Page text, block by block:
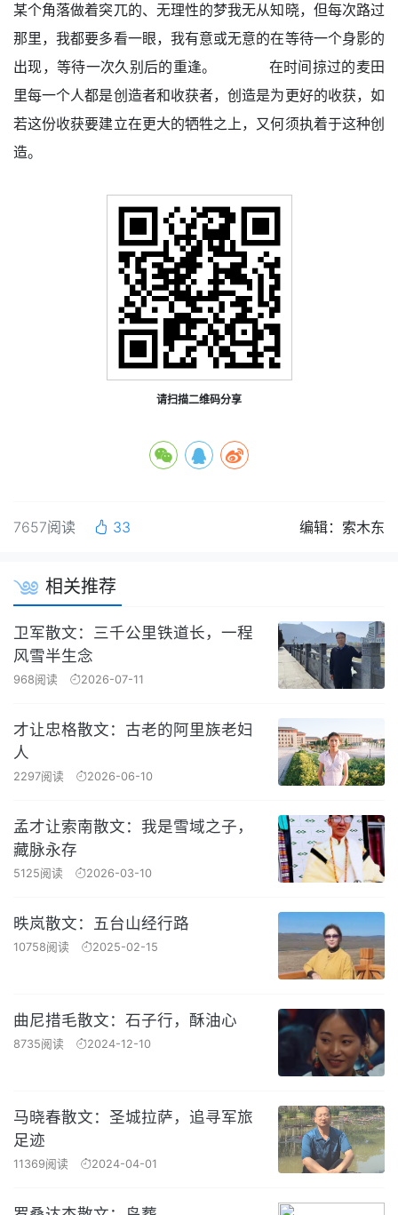
某个角落做着突兀的、无理性的梦我无从知晓，但每次路过
那里，我都要多看一眼，我有意或无意的在等待一个身影的
出现，等待一次久别后的重逢。 在时间掠过的麦田
里每一个人都是创造者和收获者，创造是为更好的收获，如
若这份收获要建立在更大的牺牲之上，又何须执着于这种创
造。
请扫描二维码分享
7657阅读 33 编辑：索木东
相关推荐
卫军散文：三千公里铁道长，一程
风雪半生念
968阅读 2026-07-11
才让忠格散文：古老的阿里族老妇
人
2297阅读 2026-06-10
孟才让索南散文：我是雪域之子，
藏脉永存
5125阅读 2026-03-10
昳岚散文：五台山经行路
10758阅读 2025-02-15
曲尼措毛散文：石子行，酥油心
8735阅读 2024-12-10
马晓春散文：圣城拉萨，追寻军旅
足迹
11369阅读 2024-04-01